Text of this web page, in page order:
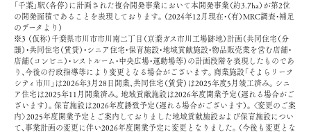
「千葉」駅（各停）に計画された複合開発事業において本開発事業（約3.7ha）が第2位
の開発面積であることを表現しております。（2024年12月現在・（有）MRC調査・補足
のデータより）
※3 （仮称）千葉県市川市市川南二丁目（京葉ガス市川工場跡地）計画（共同住宅（分
譲）・共同住宅（賃貸）・シニア住宅・保育施設・地域貢献施設・物品販売業を営む店舗・
店舗（コンビニ）・レストルーム・中央広場・運動場等）の計画段階を表現したものであ
り、今後の行政指導等により変更となる場合がございます。商業施設「そよらリーフ
シティ市川」は2026年3月28日開業、共同住宅（賃貸）は2025年度5月竣工済み。シニ
ア住宅は2025年11月開業済み。地域貢献施設は2026年度開業予定（遅れる場合がご
ざいます）。保育施設は2026年度誘致予定（遅れる場合がございます）。〈変更のご案
内〉2025年度開業予定とご案内しておりました地域貢献施設および保育施設につい
て、事業計画の変更に伴い2026年度開業予定に変更となりました。（今後も変更とな